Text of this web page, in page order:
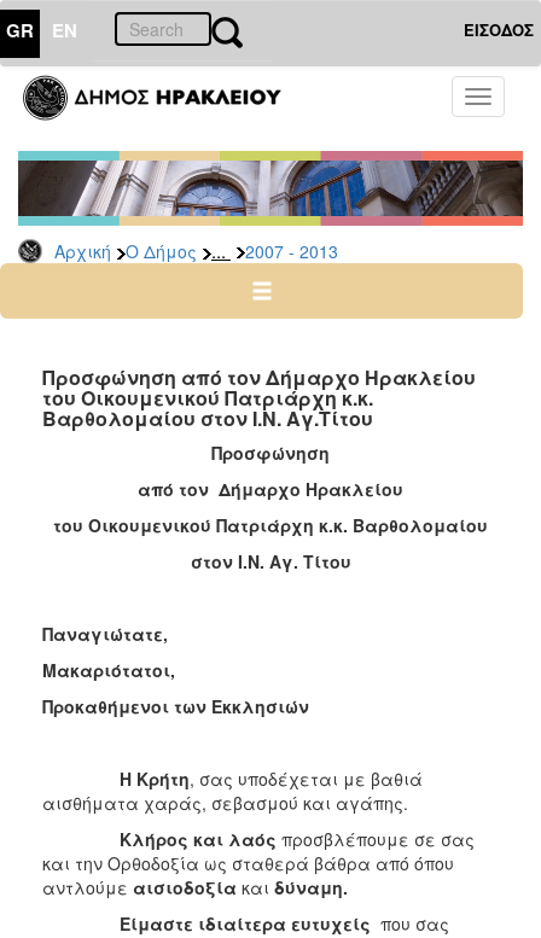
GR EN ΕΙΣΟΔΟΣ
Toggle
Αρχική Ο Δήμος ... 2007 - 2013
ΔΗΜΟΣ
Δήμαρχος
Ομιλίες
-
Χαιρετισμοί
-
2024
-
2014
-
ΑΝΘΕΚΤΙΚΗ
ΠΟΛΗ
Προσφώνηση από τον Δήμαρχο Ηρακλείου
του Οικουμενικού Πατριάρχη κ.κ.
Βαρθολομαίου στον Ι.Ν. Αγ.Τίτου
Προσφώνηση
από τον Δήμαρχο Ηρακλείου
του Οικουμενικού Πατριάρχη κ.κ. Βαρθολομαίου
στον Ι.Ν. Αγ. Τίτου
Παναγιώτατε,
Μακαριότατοι,
Προκαθήμενοι των Εκκλησιών
Η Κρήτη, σας υποδέχεται με βαθιά
αισθήματα χαράς, σεβασμού και αγάπης.
Κλήρος και λαός προσβλέπουμε σε σας
και την Ορθοδοξία ως σταθερά βάθρα από όπου
αντλούμε αισιοδοξία και δύναμη.
Είμαστε ιδιαίτερα ευτυχείς που σας